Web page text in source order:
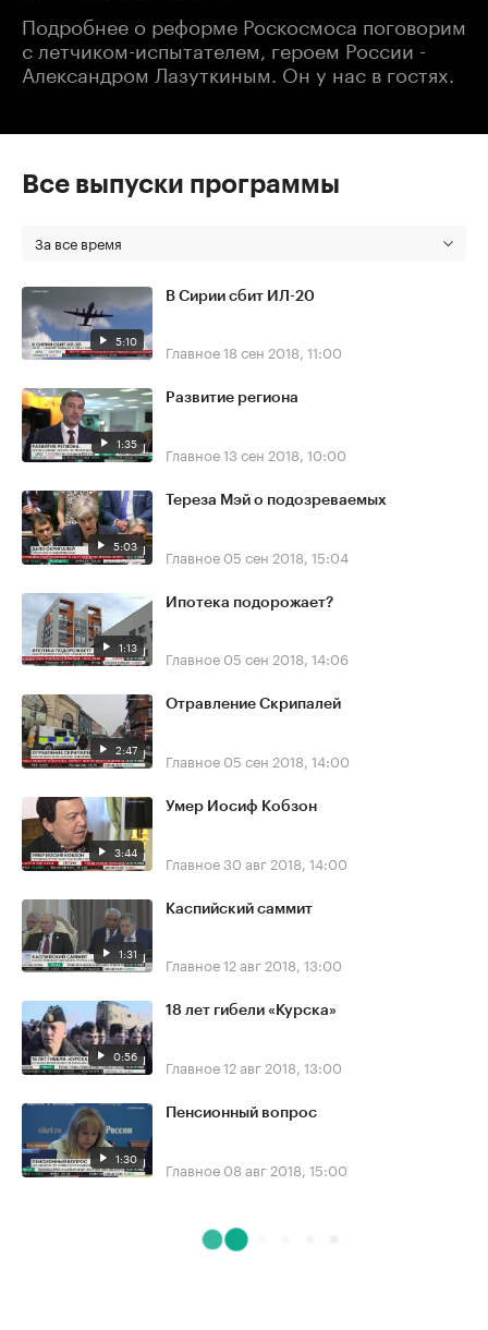
Подробнее о реформе Роскосмоса поговорим
с летчиком-испытателем, героем России -
Александром Лазуткиным. Он у нас в гостях.
Все выпуски программы
За все время
5:10
В Сирии сбит ИЛ-20
Главное18 сен 2018, 11:00
1:35
Развитие региона
Главное13 сен 2018, 10:00
5:03
Тереза Мэй о подозреваемых
Главное 05 сен 2018, 15:04
1:13
Ипотека подорожает?
Главное 05 сен 2018, 14:06
2:47
Отравление Скрипалей
Главное 05 сен 2018, 14:00
3:44
Умер Иосиф Кобзон
Главное30 авг 2018, 14:00
1:31
Каспийский саммит
Главное12 авг 2018, 13:00
0:56
18 лет гибели «Курска»
Главное12 авг 2018, 13:00
1:30
Пенсионный вопрос
Главное 08 авг 2018, 15:00